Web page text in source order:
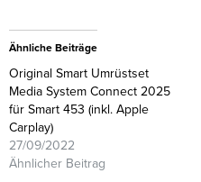
Ähnliche Beiträge
Original Smart Umrüstset
Media System Connect 2025
für Smart 453 (inkl. Apple
Carplay)
27/09/2022
Ähnlicher Beitrag